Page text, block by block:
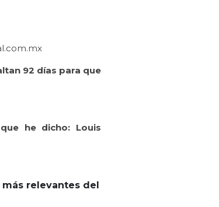
92 días para que
he dicho: Louis
relevantes del